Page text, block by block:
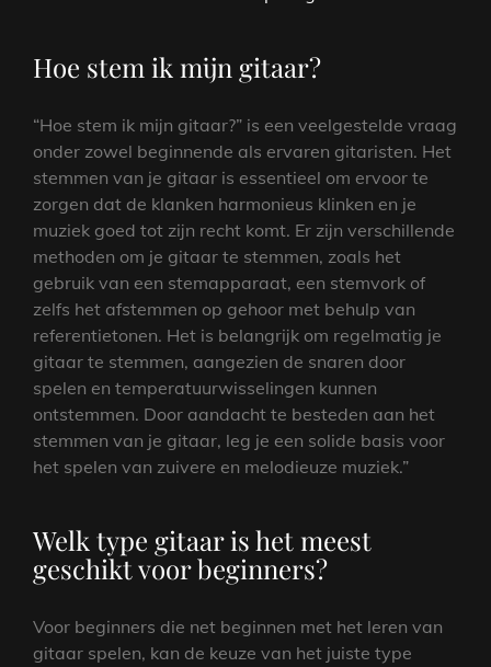
Hoe stem ik mijn gitaar?
“Hoe stem ik mijn gitaar?” is een veelgestelde vraag
onder zowel beginnende als ervaren gitaristen. Het
stemmen van je gitaar is essentieel om ervoor te
zorgen dat de klanken harmonieus klinken en je
muziek goed tot zijn recht komt. Er zijn verschillende
methoden om je gitaar te stemmen, zoals het
gebruik van een stemapparaat, een stemvork of
zelfs het afstemmen op gehoor met behulp van
referentietonen. Het is belangrijk om regelmatig je
gitaar te stemmen, aangezien de snaren door
spelen en temperatuurwisselingen kunnen
ontstemmen. Door aandacht te besteden aan het
stemmen van je gitaar, leg je een solide basis voor
het spelen van zuivere en melodieuze muziek.”
Welk type gitaar is het meest
geschikt voor beginners?
Voor beginners die net beginnen met het leren van
gitaar spelen, kan de keuze van het juiste type